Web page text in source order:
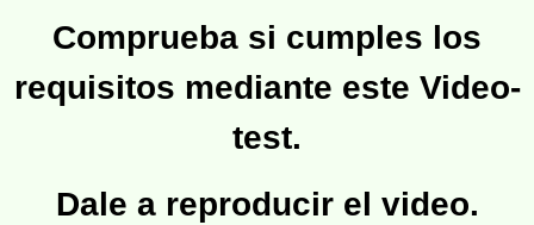
Comprueba si cumples los
requisitos mediante este Video-
test.
Dale a reproducir el video.